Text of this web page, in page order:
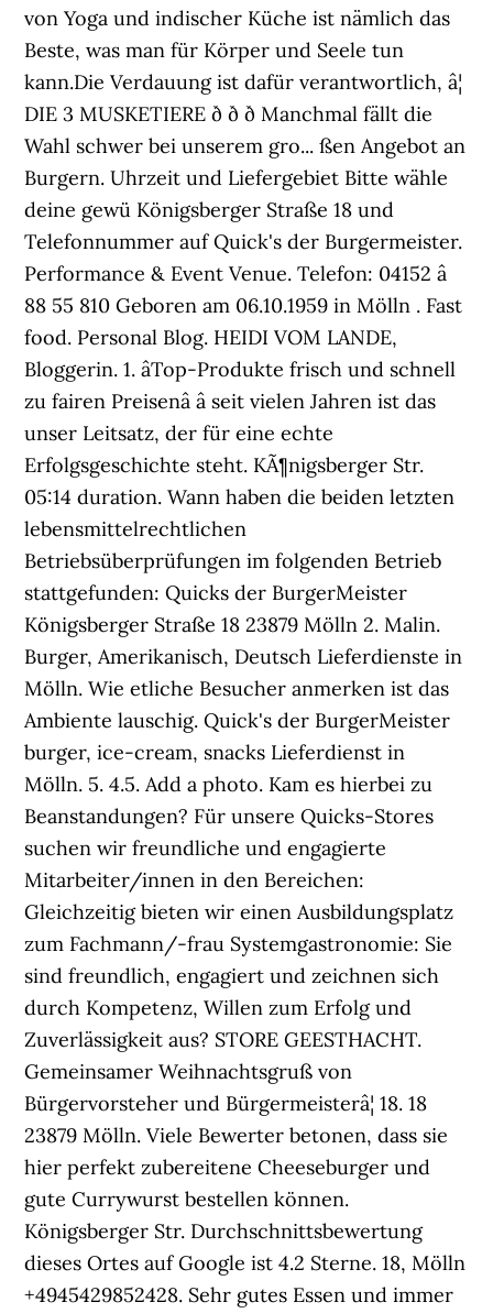
von Yoga und indischer Küche ist nämlich das
Beste, was man für Körper und Seele tun
kann.Die Verdauung ist dafür verantwortlich, â¦
DIE 3 MUSKETIERE ð ð ð Manchmal fällt die
Wahl schwer bei unserem gro... ßen Angebot an
Burgern. Uhrzeit und Liefergebiet Bitte wähle
deine gewü Königsberger Straße 18 und
Telefonnummer auf Quick's der Burgermeister.
Performance & Event Venue. Telefon: 04152 â
88 55 810 Geboren am 06.10.1959 in Mölln . Fast
food. Personal Blog. HEIDI VOM LANDE,
Bloggerin. 1. âTop-Produkte frisch und schnell
zu fairen Preisenâ â seit vielen Jahren ist das
unser Leitsatz, der für eine echte
Erfolgsgeschichte steht. KÃ¶nigsberger Str.
05:14 duration. Wann haben die beiden letzten
lebensmittelrechtlichen
Betriebsüberprüfungen im folgenden Betrieb
stattgefunden: Quicks der BurgerMeister
Königsberger Straße 18 23879 Mölln 2. Malin.
Burger, Amerikanisch, Deutsch Lieferdienste in
Mölln. Wie etliche Besucher anmerken ist das
Ambiente lauschig. Quick's der BurgerMeister
burger, ice-cream, snacks Lieferdienst in
Mölln. 5. 4.5. Add a photo. Kam es hierbei zu
Beanstandungen? Für unsere Quicks-Stores
suchen wir freundliche und engagierte
Mitarbeiter/innen in den Bereichen:
Gleichzeitig bieten wir einen Ausbildungsplatz
zum Fachmann/-frau Systemgastronomie: Sie
sind freundlich, engagiert und zeichnen sich
durch Kompetenz, Willen zum Erfolg und
Zuverlässigkeit aus? STORE GEESTHACHT.
Gemeinsamer Weihnachtsgruß von
Bürgervorsteher und Bürgermeisterâ¦ 18. 18
23879 Mölln. Viele Bewerter betonen, dass sie
hier perfekt zubereitene Cheeseburger und
gute Currywurst bestellen können.
Königsberger Str. Durchschnittsbewertung
dieses Ortes auf Google ist 4.2 Sterne. 18, Mölln
+4945429852428. Sehr gutes Essen und immer